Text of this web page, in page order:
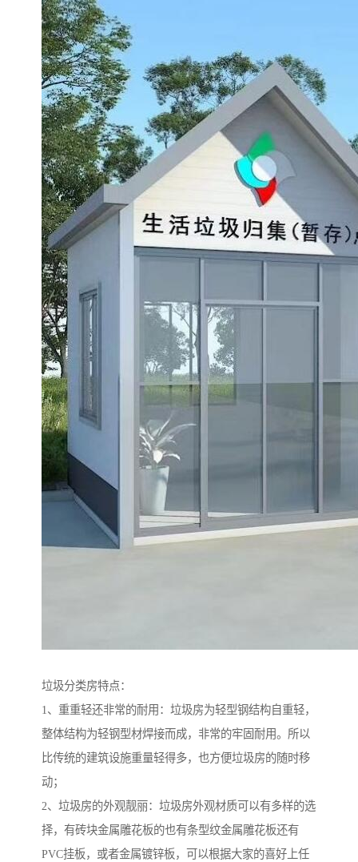
垃圾分类房特点：
1、重重轻还非常的耐用：垃圾房为轻型钢结构自重轻，
整体结构为轻钢型材焊接而成，非常的牢固耐用。所以
比传统的建筑设施重量轻得多，也方便垃圾房的随时移
动；
2、垃圾房的外观靓丽：垃圾房外观材质可以有多样的选
择，有砖块金属雕花板的也有条型纹金属雕花板还有
PVC挂板，或者金属镀锌板，可以根据大家的喜好上任